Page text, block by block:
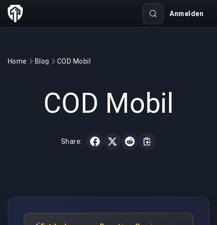
Anmelden
Home Blog COD Mobil
COD Mobil
Share: